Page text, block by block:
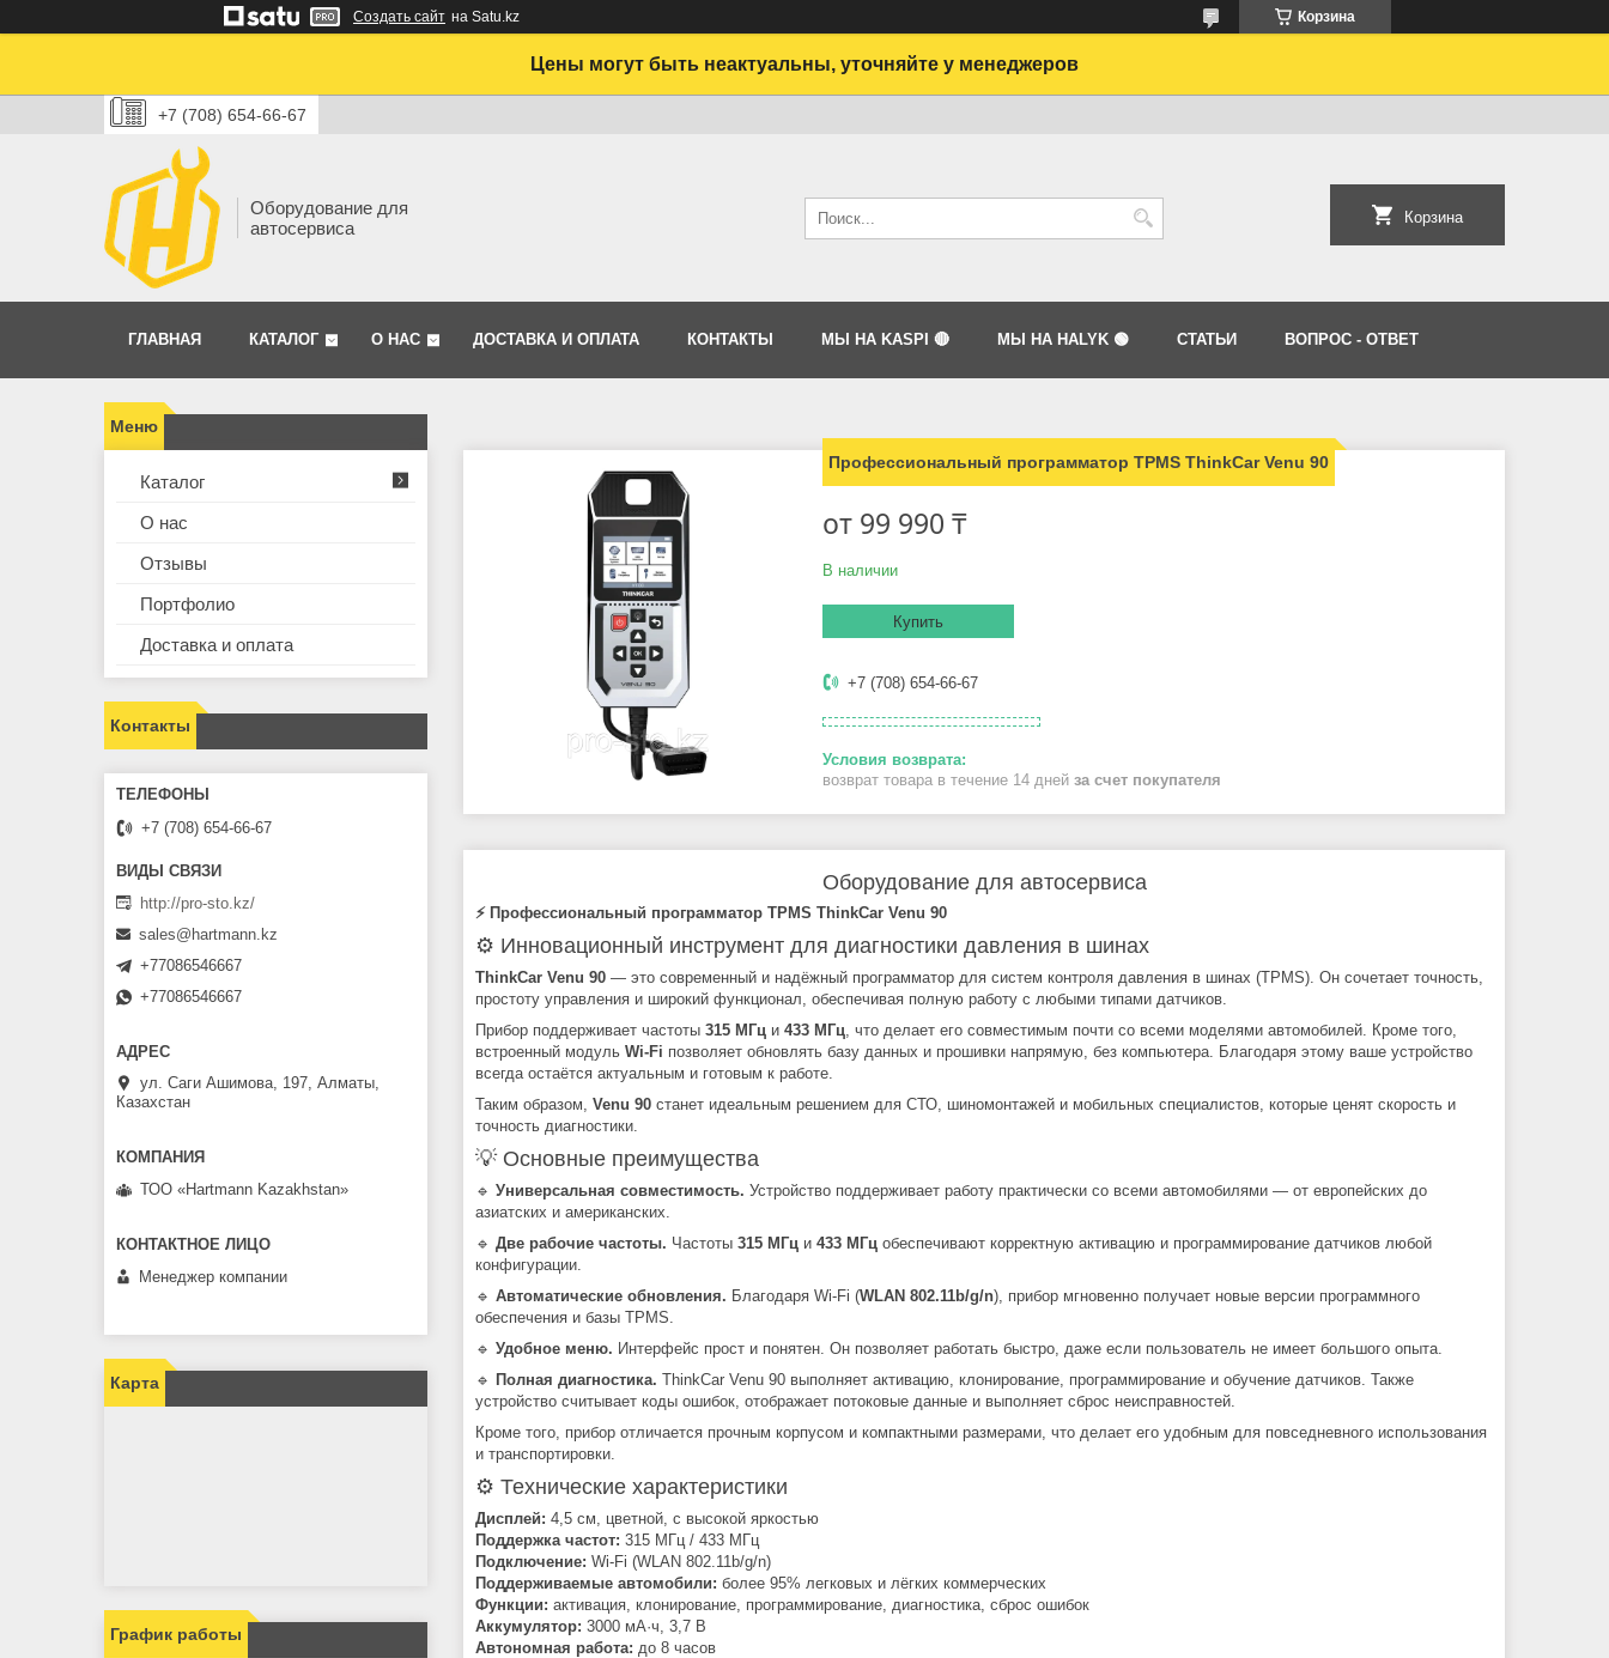
Создать сайт на Satu.kz Корзина
Цены могут быть неактуальны, уточняйте у менеджеров
+7 (708) 654-66-67
Оборудование для
автосервиса
Корзина
ГЛАВНАЯ КАТАЛОГ О НАС ДОСТАВКА И ОПЛАТА КОНТАКТЫ МЫ НА KASPI 🔴 МЫ НА HALYK 🟢 СТАТЬИ ВОПРОС - ОТВЕТ
Профессиональный программатор TPMS ThinkCar Venu 90
от 99 990 ₸
В наличии
Купить
+7 (708) 654-66-67
возврат товара в течение 14 дней за счет покупателя
Оборудование для автосервиса
⚡ Профессиональный программатор TPMS ThinkCar Venu 90
⚙️ Инновационный инструмент для диагностики давления в шинах
ThinkCar Venu 90 — это современный и надёжный программатор для систем контроля давления в шинах (TPMS). Он сочетает точность,
простоту управления и широкий функционал, обеспечивая полную работу с любыми типами датчиков.
Прибор поддерживает частоты 315 МГц и 433 МГц , что делает его совместимым почти со всеми моделями автомобилей. Кроме того,
встроенный модуль Wi-Fi позволяет обновлять базу данных и прошивки напрямую, без компьютера. Благодаря этому ваше устройство
всегда остаётся актуальным и готовым к работе.
Таким образом, Venu 90 станет идеальным решением для СТО, шиномонтажей и мобильных специалистов, которые ценят скорость и
точность диагностики.
💡 Основные преимущества
🔹 Универсальная совместимость. Устройство поддерживает работу практически со всеми автомобилями — от европейских до
азиатских и американских.
🔹 Две рабочие частоты. Частоты 315 МГц и 433 МГц обеспечивают корректную активацию и программирование датчиков любой
конфигурации.
🔹 Автоматические обновления. Благодаря Wi-Fi (WLAN 802.11b/g/n), прибор мгновенно получает новые версии программного
обеспечения и базы TPMS.
🔹 Удобное меню. Интерфейс прост и понятен. Он позволяет работать быстро, даже если пользователь не имеет большого опыта.
🔹 Полная диагностика. ThinkCar Venu 90 выполняет активацию, клонирование, программирование и обучение датчиков. Также
устройство считывает коды ошибок, отображает потоковые данные и выполняет сброс неисправностей.
Кроме того, прибор отличается прочным корпусом и компактными размерами, что делает его удобным для повседневного использования
и транспортировки.
⚙️ Технические характеристики
Дисплей: 4,5 см, цветной, с высокой яркостью
Поддержка частот: 315 МГц / 433 МГц
Подключение: Wi-Fi (WLAN 802.11b/g/n)
Поддерживаемые автомобили: более 95% легковых и лёгких коммерческих
Функции: активация, клонирование, программирование, диагностика, сброс ошибок
Аккумулятор: 3000 мА·ч, 3,7 В
Автономная работа: до 8 часов
Каталог
О нас
Отзывы
Портфолио
Доставка и оплата
Контакты
+7 (708) 654-66-67
http://pro-sto.kz/
sales@hartmann.kz
+77086546667
+77086546667
ул. Саги Ашимова, 197, Алматы,
Казахстан
ТОО «Hartmann Kazakhstan»
Менеджер компании
Карта
График работы